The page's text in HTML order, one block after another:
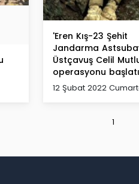
'Eren Kış-23 Şehit
Jandarma
Üstçavuş Celil
operasyonu
12 Şubat 2022
1